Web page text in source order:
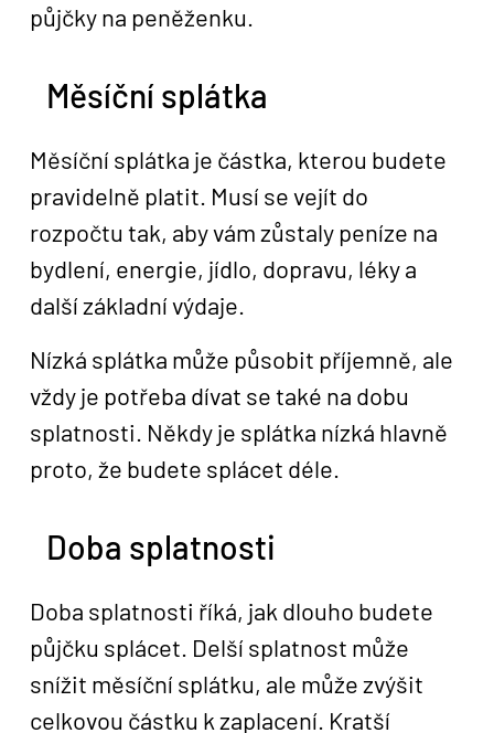
půjčky na peněženku.
Měsíční splátka
Měsíční splátka je částka, kterou budete
pravidelně platit. Musí se vejít do
rozpočtu tak, aby vám zůstaly peníze na
bydlení, energie, jídlo, dopravu, léky a
další základní výdaje.
Nízká splátka může působit příjemně, ale
vždy je potřeba dívat se také na dobu
splatnosti. Někdy je splátka nízká hlavně
proto, že budete splácet déle.
Doba splatnosti
Doba splatnosti říká, jak dlouho budete
půjčku splácet. Delší splatnost může
snížit měsíční splátku, ale může zvýšit
celkovou částku k zaplacení. Kratší